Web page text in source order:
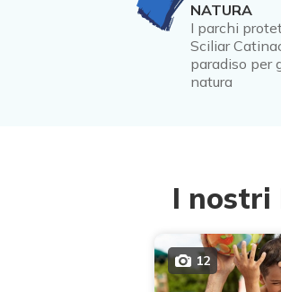
NATURA
I parchi
Sciliar
paradiso per
natura
I nostri
12